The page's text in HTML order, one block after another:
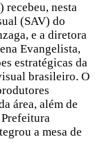
recebeu, nesta
(SAV) do
e a diretora
Evangelista,
estratégicas da
brasileiro. O
área, além de
a mesa de